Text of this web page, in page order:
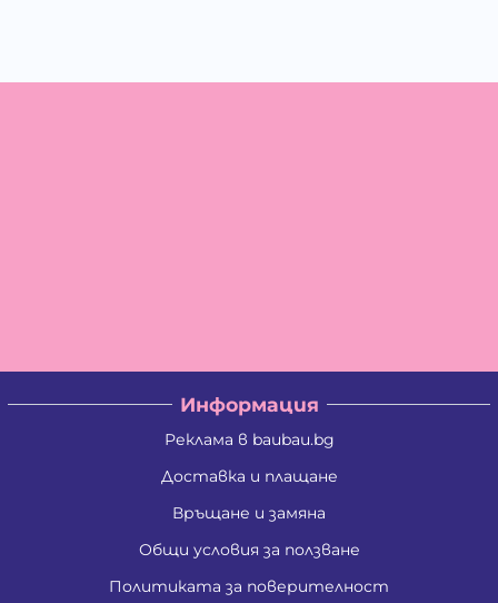
Информация
Реклама в baubau.bg
Доставка и плащане
Връщане и замяна
Общи условия за ползване
Политиката за поверителност